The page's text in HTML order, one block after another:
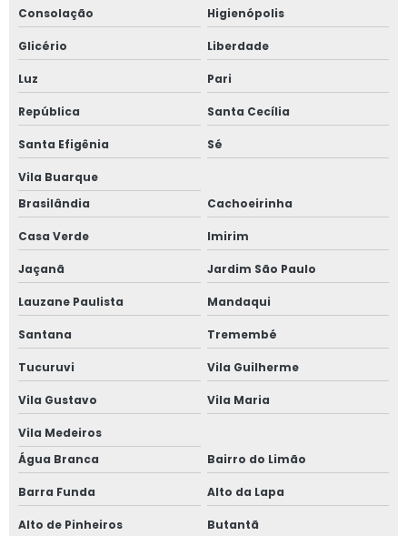
Fornecedor de janela sobreposta de giro
Fornecedor de janela vidro multilaminado
Fornecedor de janela vidro triplo
Instalação de esquadrias de alumínio
Instalação de tela mosquiteira
Janela acústica
Janela acústica anti ruído
Janela acústica são paulo
Janela acústica sobrepor
Janela acústica sobreposta
Janela acústica vidro duplo
Janela acústica vidro triplo
Consolação Higienópolis
Glicério Liberdade
Luz Pari
República Santa Cecília
Santa Efigênia Sé
Vila Buarque
Brasilândia
Cachoeirinha
Casa Verde Imirim
Jaçanã Jardim São Paulo
Lauzane Paulista Mandaqui
Santana Tremembé
Tucuruvi Vila Guilherme
Vila Gustavo Vila Maria
Vila Medeiros
Água Branca
Bairro do Limão
Barra Funda Alto da Lapa
Alto de Pinheiros Butantã